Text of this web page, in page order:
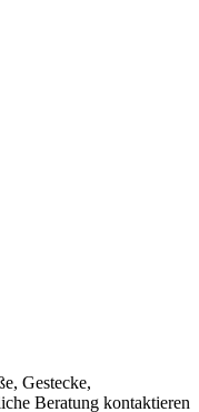
Gestecke,
Beratung kontaktieren